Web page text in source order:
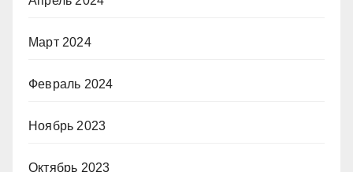
Март 2024
Февраль 2024
Ноябрь 2023
Октябрь 2023